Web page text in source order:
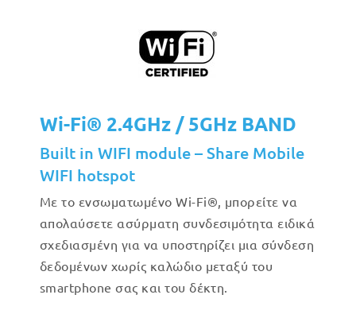
Wi-Fi® 2.4GHz / 5GHz BAND
Built in WIFI module – Share Mobile
WIFI hotspot
Με το ενσωματωμένο Wi-Fi®, μπορείτε να
απολαύσετε ασύρματη συνδεσιμότητα ειδικά
σχεδιασμένη για να υποστηρίζει μια σύνδεση
δεδομένων χωρίς καλώδιο μεταξύ του
smartphone σας και του δέκτη.